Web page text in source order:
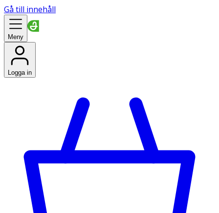
Gå till innehåll
Meny
Logga in